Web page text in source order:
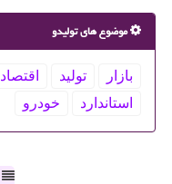
موضوع های تولیدو
بازار تولید اقتصاد
استاندارد
خودرو